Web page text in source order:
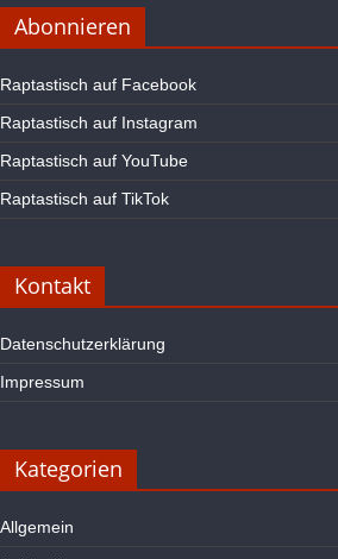
Abonnieren
Raptastisch auf Facebook
Raptastisch auf Instagram
Raptastisch auf YouTube
Raptastisch auf TikTok
Kontakt
Datenschutzerklärung
Impressum
Kategorien
Allgemein